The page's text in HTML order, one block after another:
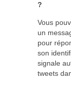
?
Vous
un
pour
son
signale
tweets